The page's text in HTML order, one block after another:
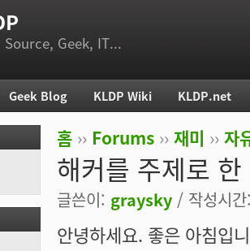
Source, Geek, IT...
현재 위치
홈 ›› Forums ›› 재미 ›› 자
해커를 주제로
글쓴이: graysky / 작성시
안녕하세요. 좋은 아침입
Geek Blog KLDP Wiki KLDP.net